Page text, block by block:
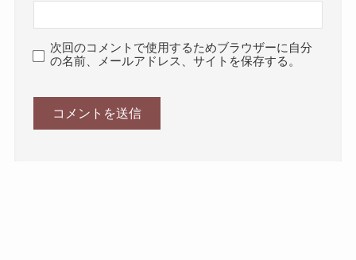
次回のコメントで使用するためブラウザーに自分
の名前、メールアドレス、サイトを保存する。